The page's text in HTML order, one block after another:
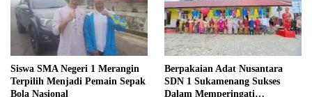
Siswa SMA Negeri 1 Merangin
Terpilih Menjadi Pemain Sepak
Bola Nasional
Berpakaian Adat Nusantara
SDN 1 Sukamenang Sukses
Dalam Memperingati